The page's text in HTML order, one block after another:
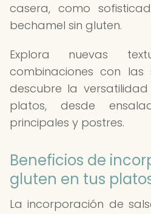
casera, como
bechamel sin gluten.
Explora nuevas
combinaciones con las
descubre la
platos, desde
principales y postres.
Beneficios de
gluten en tus
La incorporación de